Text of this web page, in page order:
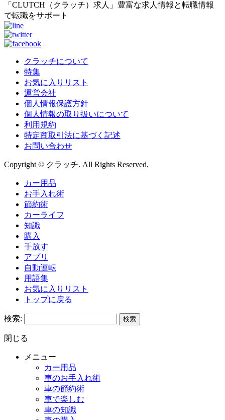
「CLUTCH（クラッチ）求人」豊富な求人情報と転職情報
で転職をサポート
クラッチについて
特集
お気に入りリスト
運営会社
個人情報保護方針
個人情報の取り扱いについて
利用規約
特定商取引法に基づく記述
お問い合わせ
Copyright © クラッチ. All Rights Reserved.
カー用品
お手入れ術
節約術
カーライフ
知識
購入
手放す
アプリ
自動運転
用語集
お気に入りリスト
トップに戻る
検索:
閉じる
メニュー
カー用品
車のお手入れ術
車の節約術
車で楽しむ
車の知識